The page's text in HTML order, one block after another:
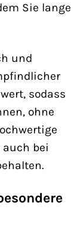
Sie lange
und
sodass
ohne
bei